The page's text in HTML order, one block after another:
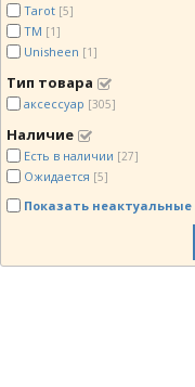
Tarot [5]
TM [1]
Unisheen [1]
Тип товара
аксессуар [305]
Наличие
Есть в наличии [27]
Ожидается [5]
Показать неактуальные